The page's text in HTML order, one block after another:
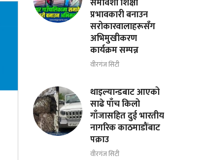
प्रभावकारी बनाउन
सरोकारवालाहरूसँग
अभिमुखीकरण
कार्यक्रम सम्पन्न
वीरगंज सिटी
थाइल्यान्डबाट आएको
साढे पाँच किलो
गाँजासहित दुई भारतीय
नागरिक काठमाडौंबाट
पक्राउ
वीरगंज सिटी